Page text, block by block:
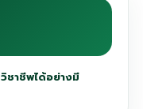
ชาชีพได้อย่างมี